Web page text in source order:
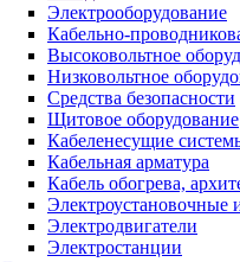
Электрооборудование
Кабельно-
Высоковольтное
Низковольтное
Средства безопасности
Щитовое оборудование
Кабеленесущие
Кабельная арматура
Кабель обогрева,
Электроустановочные
Электродвигатели
Электростанции